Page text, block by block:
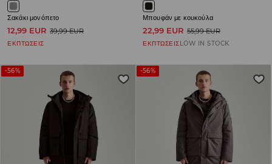
Σακάκι μονόπετο
12,99 EUR 39,99 EUR
ΕΚΠΤΩΣΕΙΣ
Μπουφάν με κουκούλα
22,99 EUR 55,99 EUR
ΕΚΠΤΩΣΕΙΣLOW IN STOCK
-56% -56%